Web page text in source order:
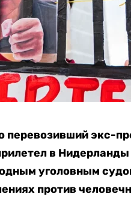
перевозивший экс-
в
уголовным
против